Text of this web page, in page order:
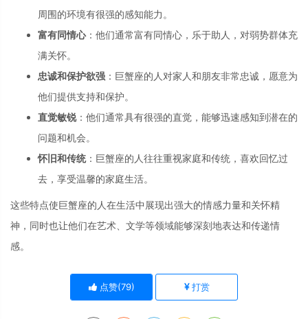
周围的环境有很强的感知能力。
富有同情心： 他们通常富有同情心， 乐于助人， 对弱势群体充
满关怀。
忠诚和保护欲强 ： 巨蟹座的人对家人和朋友非常忠诚， 愿意为
他们提供支持和保护。
直觉敏锐： 他们通常具有很强的直觉， 能够迅速感知到潜在的
问题和机会。
怀旧和传统： 巨蟹座的人往往重视家庭和传统， 喜欢回忆过
去， 享受温馨的家庭生活。
这些特点使巨蟹座的人在生活中展现出强大的情感力量和关怀精
神， 同时也让他们在艺术、 文学等领域能够深刻地表达和传递情
感。
点赞(79) 打赏